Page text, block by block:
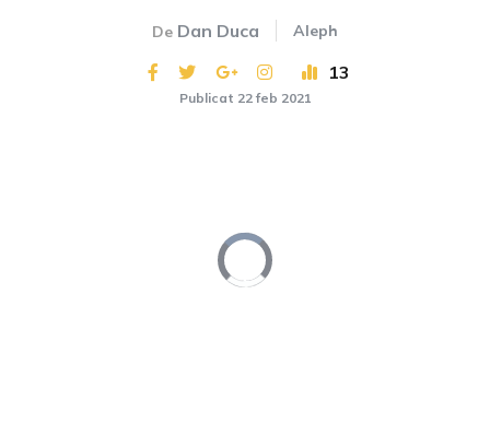
De Dan Duca Aleph
13
Publicat 22 feb 2021
Video
Player
is
loading.